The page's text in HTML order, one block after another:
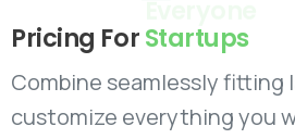
Pricing ForStartups
Combine seamlessly fitting
customize everything you